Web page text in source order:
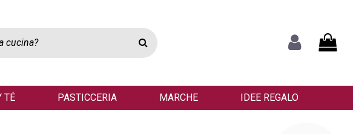
TÉ PASTICCERIA MARCHE IDEE REGALO